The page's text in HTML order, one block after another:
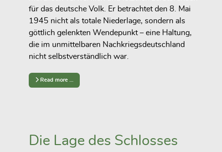
für das deutsche Volk. Er betrachtet den 8. Mai
1945 nicht als totale Niederlage, sondern als
göttlich gelenkten Wendepunkt – eine Haltung,
die im unmittelbaren Nachkriegsdeutschland
nicht selbstverständlich war.
Read more …
Die Lage des Schlosses